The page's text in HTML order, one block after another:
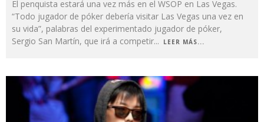
El penquista estará una vez más en el WSOP en Las Vegas.
“Todo jugador de póker debería visitar Las Vegas una vez en
su vida”, palabras del experimentado jugador de póker,
Sergio San Martín, que irá a competir... LEER MÁS...